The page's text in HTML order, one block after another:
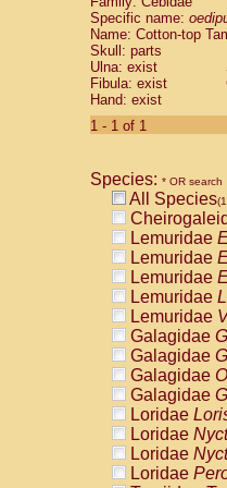
Cebidae
Cebidae
Cebidae
Cebidae
Cebidae
Cebidae
Cebidae
Cebidae
Cebidae
Cebidae
Cebidae
Cebidae
Atelidae
Atelidae
Atelidae
Atelidae
Atelidae
Atelidae
Atelidae
Atelidae
Atelidae
Atelidae
Pitheciidae
Specific name:
Name: Cotton-top
Skull: parts
Ulna: exist
Fibula: exist
Hand: exist
1 - 1 of 1
Species: * OR search
All Species
Lemuridae
Lemuridae
Lemuridae
Lemuridae
Lemuridae
Galagidae
Galagidae
Galagidae
Galagidae
Loridae
Loridae
Loridae
Loridae